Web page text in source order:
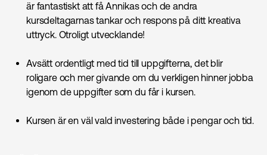
är fantastiskt att få Annikas och de andra
kursdeltagarnas tankar och respons på ditt kreativa
uttryck. Otroligt utvecklande!
Avsätt ordentligt med tid till uppgifterna, det blir
roligare och mer givande om du verkligen hinner jobba
igenom de uppgifter som du får i kursen.
Kursen är en väl vald investering både i pengar och tid.